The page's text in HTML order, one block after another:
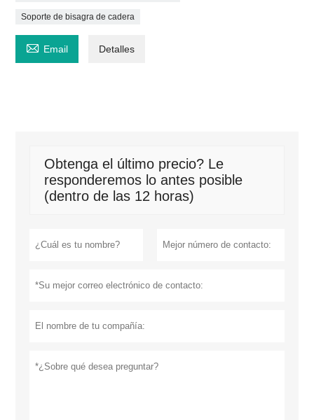
Soporte de bisagra de cadera
 Email Detalles
Obtenga el último precio? Le
responderemos lo antes posible
(dentro de las 12 horas)